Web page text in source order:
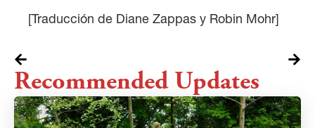
[Traducción de Diane Zappas y Robin Mohr]
Recommended Updates